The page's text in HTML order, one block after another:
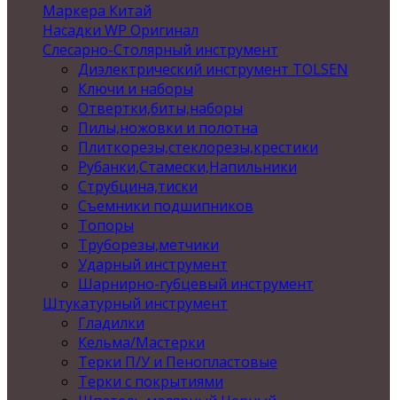
Маркера Китай
Насадки WP Оригинал
Слесарно-Столярный инструмент
Диэлектрический инструмент TOLSEN
Ключи и наборы
Отвертки,биты,наборы
Пилы,ножовки и полотна
Плиткорезы,стеклорезы,крестики
Рубанки,Стамески,Напильники
Струбцина,тиски
Съемники подшипников
Топоры
Труборезы,метчики
Ударный инструмент
Шарнирно-губцевый инструмент
Штукатурный инструмент
Гладилки
Кельма/Мастерки
Терки П/У и Пенопластовые
Терки с покрытиями